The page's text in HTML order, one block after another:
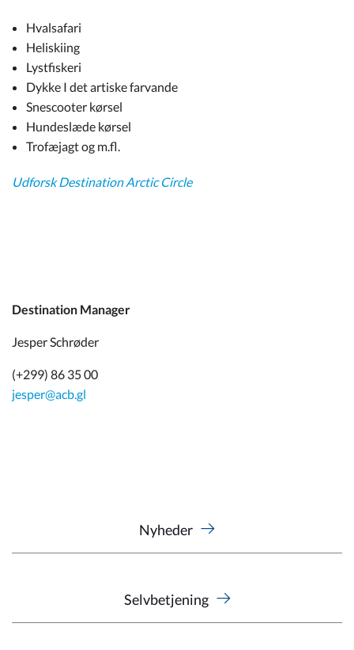
Hvalsafari
Heliskiing
Lystfiskeri
Dykke I det artiske farvande
Snescooter kørsel
Hundeslæde kørsel
Trofæjagt og m.fl.
Udforsk Destination Arctic Circle
Destination Manager
Jesper Schrøder
(+299) 86 35 00
jesper@acb.gl
Nyheder
Selvbetjening